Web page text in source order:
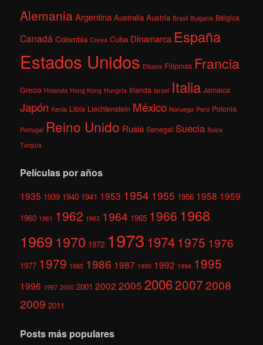
AlemaniaArgentina Australia Austria Brasil Bulgaria Bélgica
Canadá Colombia Corea Cuba Dinamarca España
Estados Unidos Etiopía Filipinas Francia
Grecia Holanda Hong Kong Hungría Irlanda Israel Italia Jamaica
Japón Kenia Libia Liechtenstein México Noruega Perú Polonia
Portugal Reino Unido Rusia Senegal Suecia Suiza
Turquía
Películas por años
1935 1939 1940 1941 1953 1954 1955 1956 1958 1959
1960 1961 1962 1963 1964 1965 1966 1968
1969 1970 1972 1973 1974 1975 1976
1977 1979 1985 1986 1987 1990 1992 1994 1995
1996 1997 2000 2001 2002 2005 200620072008
2009 2011
Posts más populares